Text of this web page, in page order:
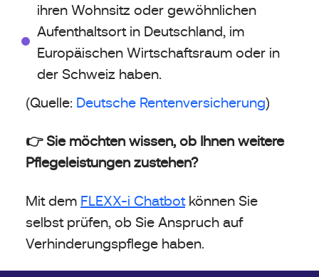
ihren Wohnsitz oder gewöhnlichen
Aufenthaltsort in Deutschland, im
Europäischen Wirtschaftsraum oder in
der Schweiz haben.
(Quelle: Deutsche Rentenversicherung)
👉 Sie möchten wissen, ob Ihnen weitere
Pflegeleistungen zustehen?
Mit dem FLEXX-i Chatbotkönnen Sie
selbst prüfen, ob Sie Anspruch auf
Verhinderungspflege haben.